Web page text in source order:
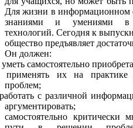
Для жизни в информационном
знаниями и умениями в
технологий. Сегодня к
общество предъявляет
Он должен:
уметь самостоятельно
их на практике
проблем;
с различной
аргументировать;
критически